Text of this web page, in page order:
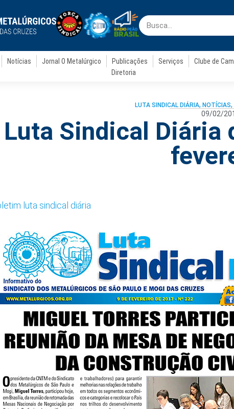
Notícias Jornal O Metalúrgico Publicações Serviços Clube de
Diretoria
LUTA SINDICAL DIÁRIA, NOTÍCIAS,
09/02/
Luta Sindical Diária
luta sindical diária